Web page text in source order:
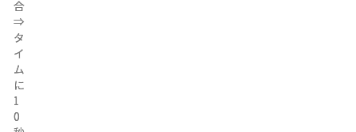
合
⇒
タ
イ
ム
に
1
0
合
⇒
タ
イ
ム
に
1
0